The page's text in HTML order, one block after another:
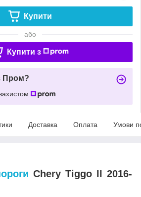
Купити
або
Купити з
Пром?
Доставка Оплата Умови
Chery Tiggo II 2016-